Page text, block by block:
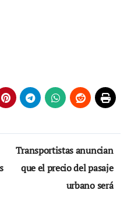
Transportistas anuncian
que el precio del pasaje
urbano será